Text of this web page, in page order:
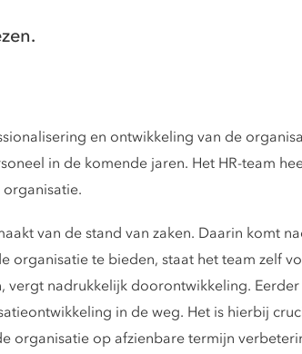
en ontwikkeling van de
in de komende jaren. Het HR-team
van de stand van zaken. Daarin komt
organisatie te bieden, staat het team zelf
nadrukkelijk doorontwikkeling.
in de weg. Het is hierbij
organisatie op afzienbare termijn